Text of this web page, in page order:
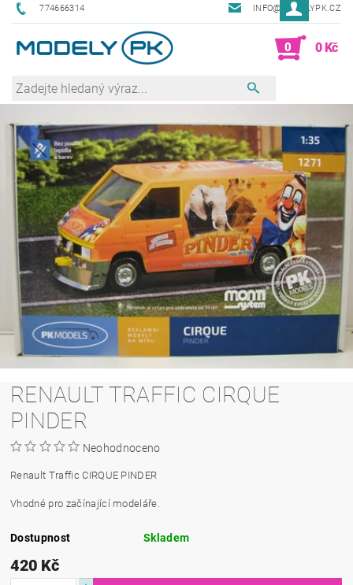
774666314 INFO@MODELYPK.CZ
0 0 Kč
RENAULT TRAFFIC CIRQUE
PINDER
Neohodnoceno
Renault Traffic CIRQUE PINDER
Vhodné pro začínající modeláře.
Dostupnost Skladem
420 Kč